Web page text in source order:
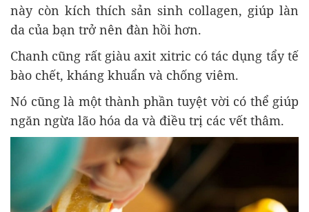
này còn kích thích sản sinh collagen, giúp làn
da của bạn trở nên đàn hồi hơn.
Chanh cũng rất giàu axit xitric có tác dụng tẩy tế
bào chết, kháng khuẩn và chống viêm.
Nó cũng là một thành phần tuyệt vời có thể giúp
ngăn ngừa lão hóa da và điều trị các vết thâm.